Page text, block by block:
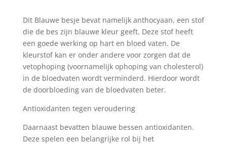
Dit Blauwe besje bevat namelijk anthocyaan, een stof
die de bes zijn blauwe kleur geeft. Deze stof heeft
een goede werking op hart en bloed vaten. De
kleurstof kan er onder andere voor zorgen dat de
vetophoping (voornamelijk ophoping van cholesterol)
in de bloedvaten wordt verminderd. Hierdoor wordt
de doorbloeding van de bloedvaten beter.
Antioxidanten tegen veroudering
Daarnaast bevatten blauwe bessen antioxidanten.
Deze spelen een belangrijke rol bij het